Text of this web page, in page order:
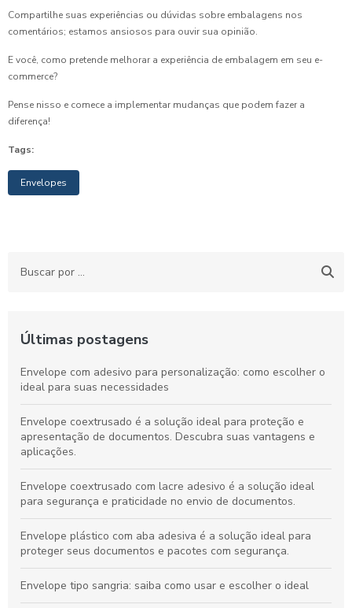
Compartilhe suas experiências ou dúvidas sobre embalagens nos
comentários; estamos ansiosos para ouvir sua opinião.
E você, como pretende melhorar a experiência de embalagem em seu e-
commerce?
Pense nisso e comece a implementar mudanças que podem fazer a
diferença!
Tags:
Envelopes
Últimas postagens
Envelope com adesivo para personalização: como escolher o
ideal para suas necessidades
Envelope coextrusado é a solução ideal para proteção e
apresentação de documentos. Descubra suas vantagens e
aplicações.
Envelope coextrusado com lacre adesivo é a solução ideal
para segurança e praticidade no envio de documentos.
Envelope plástico com aba adesiva é a solução ideal para
proteger seus documentos e pacotes com segurança.
Envelope tipo sangria: saiba como usar e escolher o ideal